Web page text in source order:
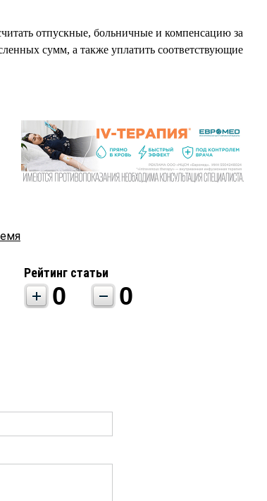
отпускные, больничные и компенсацию за
сумм, а также уплатить соответствующие
Рейтинг статьи
0 0